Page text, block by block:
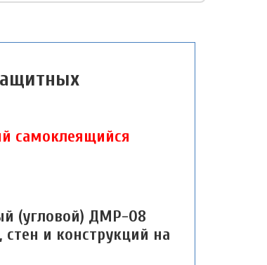
самоклеящийся
(угловой) ДМР-08
и конструкций на